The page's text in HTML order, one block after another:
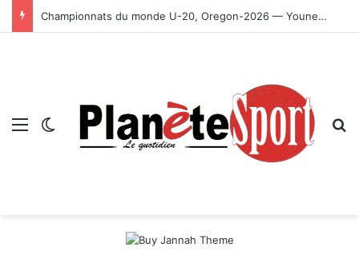
Championnats du monde U-20, Oregon-2026 — Younes Ayachi décroche la médaille d’or
Menu Switch skin